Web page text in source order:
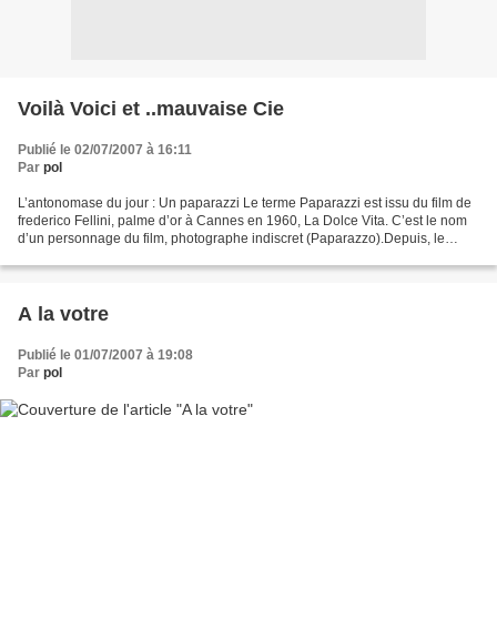
Voilà Voici et ..mauvaise Cie
Publié le 02/07/2007 à 16:11
Par pol
L’antonomase du jour : Un paparazzi Le terme Paparazzi est issu du film de
frederico Fellini, palme d’or à Cannes en 1960, La Dolce Vita. C’est le nom
d’un personnage du film, photographe indiscret (Paparazzo).Depuis, le
A la votre
Publié le 01/07/2007 à 19:08
Par pol